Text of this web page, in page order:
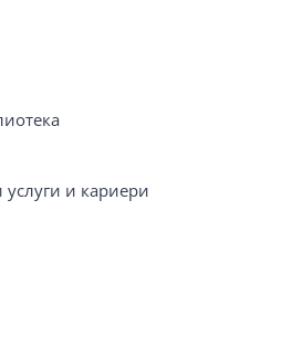
услуги и кариери